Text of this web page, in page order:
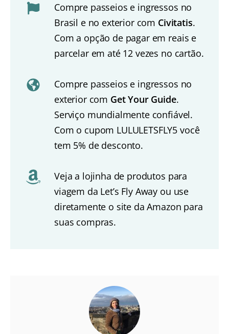
Compre passeios e ingressos no
Brasil e no exterior com Civitatis.
Com a opção de pagar em reais e
parcelar em até 12 vezes no cartão.
Compre passeios e ingressos no
exterior com Get Your Guide.
Serviço mundialmente confiável.
Com o cupom LULULETSFLY5 você
tem 5% de desconto.
Veja a lojinha de produtos para
viagem da Let’s Fly Away ou use
diretamente o site da Amazon para
suas compras.